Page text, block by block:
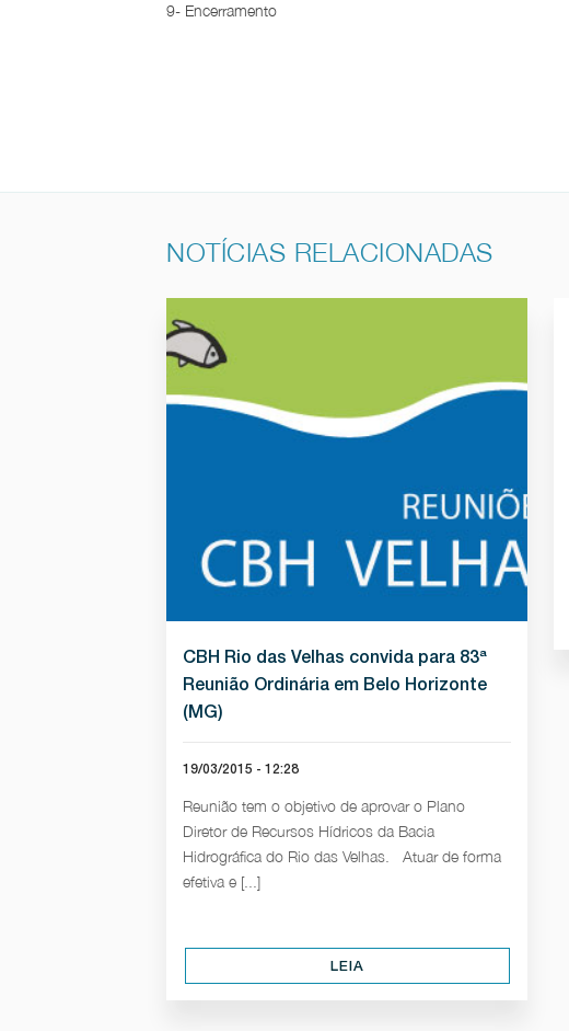
9- Encerramento
NOTÍCIAS RELACIONADAS
CBH Rio das Velhas convida para 83ª
Reunião Ordinária em Belo Horizonte
(MG)
19/03/2015 - 12:28
Reunião tem o objetivo de aprovar o Plano
Diretor de Recursos Hídricos da Bacia
Hidrográfica do Rio das Velhas. Atuar de forma
efetiva e [...]
LEIA